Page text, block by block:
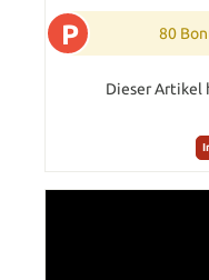
P 80
Dieser Artikel